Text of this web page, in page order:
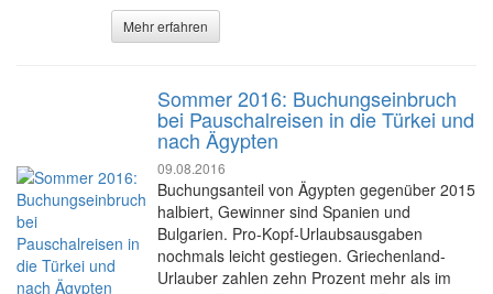
Mehr erfahren
Sommer 2016: Buchungseinbruch
bei Pauschalreisen in die Türkei und
nach Ägypten
09.08.2016
Buchungsanteil von Ägypten gegenüber 2015
halbiert, Gewinner sind Spanien und
Bulgarien. Pro-Kopf-Urlaubsausgaben
nochmals leicht gestiegen. Griechenland-
Urlauber zahlen zehn Prozent mehr als im